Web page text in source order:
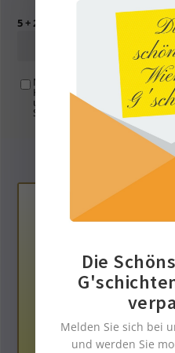
5 + 2 =
Mit der Nutzung dieses
Kommentar, Name, Email
uns und erklären sich
Server gespeichert werden.
Die Neue
Die
Melden Sie sich bei
und werden Sie